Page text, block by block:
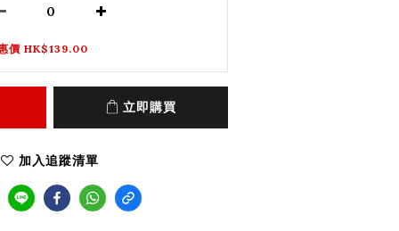
價 HK$139.00
立即購買
加入追蹤清單